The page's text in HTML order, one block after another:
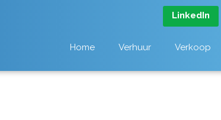
LinkedIn
Home Verhuur Verkoop